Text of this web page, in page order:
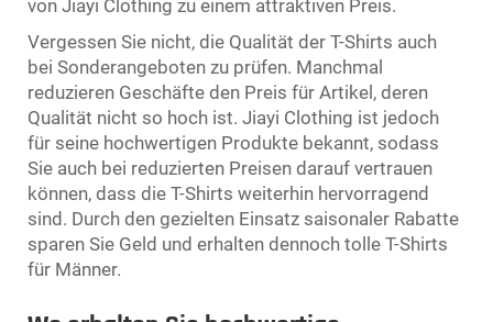
von Jiayi Clothing zu einem attraktiven Preis.
Vergessen Sie nicht, die Qualität der T-Shirts auch
bei Sonderangeboten zu prüfen. Manchmal
reduzieren Geschäfte den Preis für Artikel, deren
Qualität nicht so hoch ist. Jiayi Clothing ist jedoch
für seine hochwertigen Produkte bekannt, sodass
Sie auch bei reduzierten Preisen darauf vertrauen
können, dass die T-Shirts weiterhin hervorragend
sind. Durch den gezielten Einsatz saisonaler Rabatte
sparen Sie Geld und erhalten dennoch tolle T-Shirts
für Männer.